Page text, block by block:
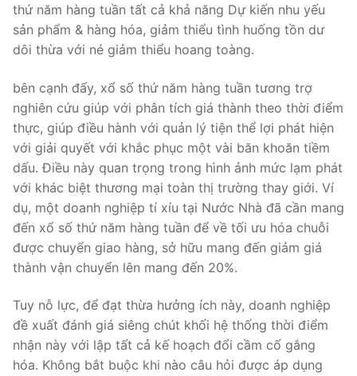
thứ năm hàng tuần tất cả khả năng Dự kiến nhu yếu
sản phẩm & hàng hóa, giảm thiểu tình huống tồn dư
dôi thừa với né giảm thiểu hoang toàng.
bên cạnh đấy, xổ số thứ năm hàng tuần tương trợ
nghiên cứu giúp với phân tích giá thành theo thời điểm
thực, giúp điều hành với quản lý tiện thể lợi phát hiện
với giải quyết với khắc phục một vài băn khoăn tiềm
dấu. Điều này quan trọng trong hình ảnh mức lạm phát
với khác biệt thương mại toàn thị trường thay giới. Ví
dụ, một doanh nghiệp tí xíu tại Nước Nhà đã cần mang
đến xổ số thứ năm hàng tuần để về tối ưu hóa chuỗi
được chuyển giao hàng, sở hữu mang đến giảm giá
thành vận chuyển lên mang đến 20%.
Tuy nỗ lực, để đạt thừa hưởng ích này, doanh nghiệp
đề xuất đánh giá siêng chút khối hệ thống thời điểm
nhận này với lập tất cả kế hoạch đổi cầm cố gắng
hóa. Không bắt buộc khi nào câu hỏi được áp dụng